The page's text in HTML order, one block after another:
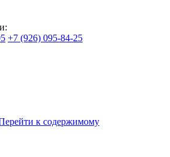
+7 (926) 095-84-25
к содержимому